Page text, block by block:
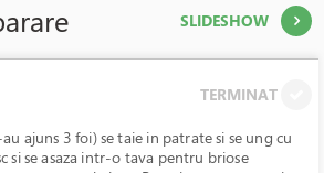
SLIDESHOW
TERMINAT
ajuns 3 foi) se taie in patrate si se ung cu
si se asaza intr-o tava pentru briose